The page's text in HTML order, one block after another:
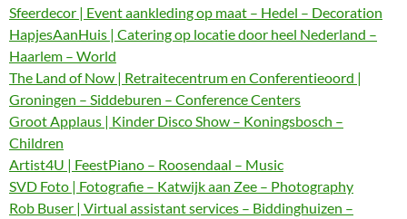
Sfeerdecor | Event aankleding op maat – Hedel – Decoration
HapjesAanHuis | Catering op locatie door heel Nederland –
Haarlem – World
The Land of Now | Retraitecentrum en Conferentieoord |
Groningen – Siddeburen – Conference Centers
Groot Applaus | Kinder Disco Show – Koningsbosch –
Children
Artist4U | FeestPiano – Roosendaal – Music
SVD Foto | Fotografie – Katwijk aan Zee – Photography
Rob Buser | Virtual assistant services – Biddinghuizen –